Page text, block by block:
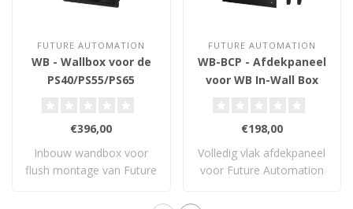
FUTURE AUTOMATION
WB - Wallbox voor de
PS40/PS55/PS65
€396,00
Inbouw wandbox voor
flush montage van Future
FUTURE AUTOMATION
WB-BCP - Afdekpaneel
voor WB In-Wall Box
€198,00
Volledig vlak afdekpaneel
voor Future Automation